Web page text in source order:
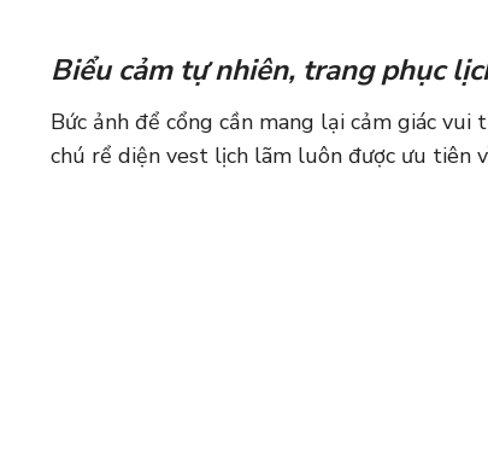
Biểu cảm tự nhiên, trang phục
Bức ảnh để cổng cần mang lại cảm giác
chú rể diện vest lịch lãm luôn được ưu tiên